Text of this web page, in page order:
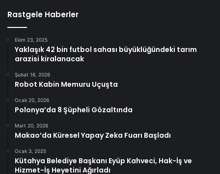
Rastgele Haberler
Ekim 23, 2025
Yaklaşık 42 bin futbol sahası büyüklüğündeki tarım
arazisi kiralanacak
Şubat 16, 2026
Robot Kabin Memuru Uçuşta
Ocak 20, 2026
Polonya’da 8 Şüpheli Gözaltında
Mart 20, 2026
Makao’da Küresel Yapay Zeka Fuarı Başladı
Ocak 3, 2025
Kütahya Belediye Başkanı Eyüp Kahveci, Hak-İş ve
Hizmet-İş Heyetini Ağırladı